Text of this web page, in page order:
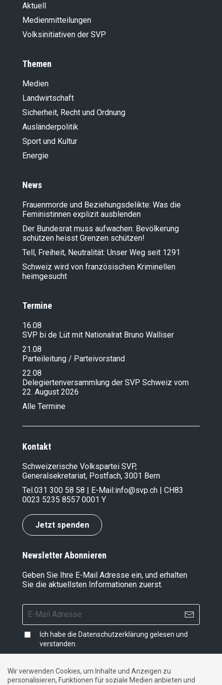
Aktuell
Medienmitteilungen
Volksinitiativen der SVP
Themen
Medien
Landwirt­schaft
Sicherheit, Recht und Ordnung
Ausländer­politik
Sport und Kultur
Energie
News
Frauenmorde und Beziehungsdelikte: Was die
Feministinnen explizit ausblenden
Der Bundesrat muss aufwachen: Bevölkerung
schützen heisst Grenzen schützen!
Tell, Freiheit, Neutralität: Unser Weg seit 1291
Schweiz wird von französischen Kriminellen
heimgesucht
Termine
16.08
SVP bi de Lüt mit Nationalrat Bruno Walliser
21.08
Parteileitung / Parteivorstand
22.08
Delegiertenversammlung der SVP Schweiz vom
22. August 2026
Alle Termine
Kontakt
Schweizerische Volkspartei SVP,
Generalsekretariat, Postfach, 3001 Bern
Tel.031 300 58 58 | E-Mail:info@svp.ch | CH83
0023 5235 8557 0001 Y
Jetzt spenden
Newsletter Abonnieren
Geben Sie Ihre E-Mail Adresse ein, und erhalten
Sie die aktuellsten Informationen zuerst.
Ich habe die Datenschutzerklärung gelesen und
verstanden.
Wir verwenden Cookies, um Inhalte und Anzeigen zu
personalisieren, Funktionen für soziale Medien anbieten und